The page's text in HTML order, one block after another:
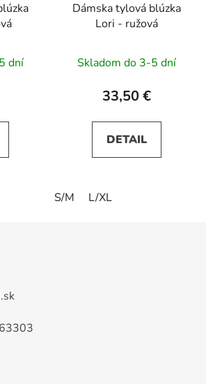
dní
Dámska tylová blúzka
Lori - ružová
Skladom do 3-5 dní
33,50 €
DETAIL
S/M L/XL